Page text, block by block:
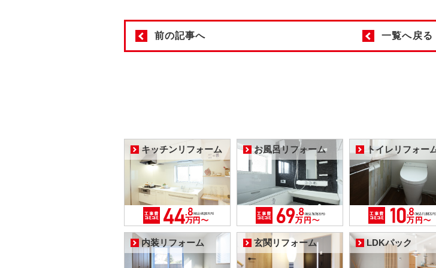
前の記事へ 一覧へ戻る
キッチンリフォーム お風呂リフォーム トイレリフォー
内装リフォーム 玄関リフォーム LDKパック